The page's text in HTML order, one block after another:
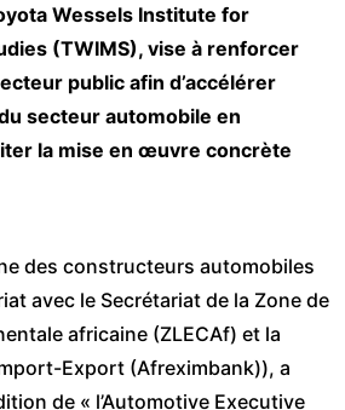
Wessels Institute for
(TWIMS), vise à renforcer
public afin d’accélérer
secteur automobile en
la mise en œuvre concrète
des constructeurs automobiles
avec le Secrétariat de la Zone de
africaine (ZLECAf) et la
Export (Afreximbank)), a
de « l’Automotive Executive